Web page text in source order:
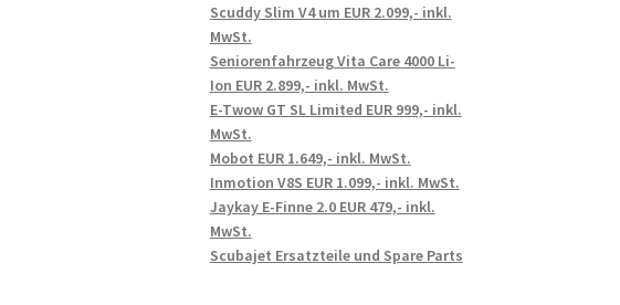
Scuddy Slim V4 um EUR 2.099,- inkl.
MwSt.
Seniorenfahrzeug Vita Care 4000 Li-
Ion EUR 2.899,- inkl. MwSt.
E-Twow GT SL Limited EUR 999,- inkl.
MwSt.
Mobot EUR 1.649,- inkl. MwSt.
Inmotion V8S EUR 1.099,- inkl. MwSt.
Jaykay E-Finne 2.0 EUR 479,- inkl.
MwSt.
Scubajet Ersatzteile und Spare Parts